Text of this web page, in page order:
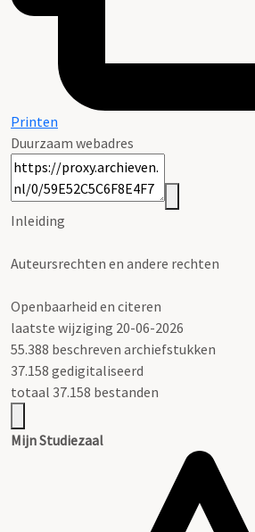
Printen
Duurzaam webadres
Inleiding
Auteursrechten en andere rechten
Openbaarheid en citeren
laatste wijziging 20-06-2026
55.388 beschreven archiefstukken
37.158 gedigitaliseerd
totaal 37.158 bestanden
Mijn Studiezaal